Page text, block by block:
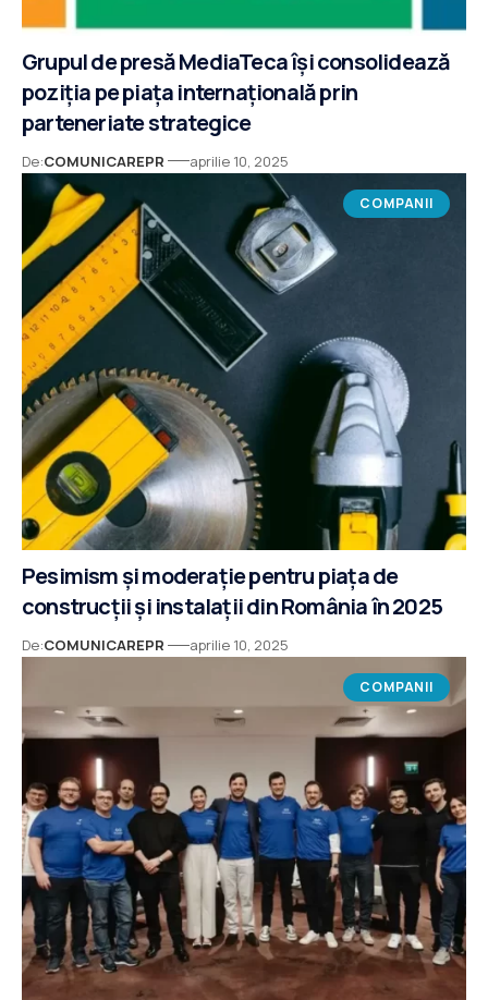
Grupul de presă MediaTeca își consolidează
poziția pe piața internațională prin
parteneriate strategice
De:COMUNICAREPR aprilie 10, 2025
COMPANII
Pesimism și moderație pentru piața de
construcții și instalații din România în 2025
De:COMUNICAREPR aprilie 10, 2025
COMPANII